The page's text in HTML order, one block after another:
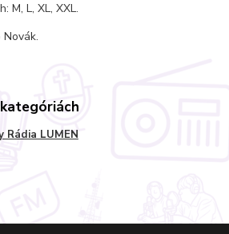
M, L, XL, XXL.
Rádia LUMEN